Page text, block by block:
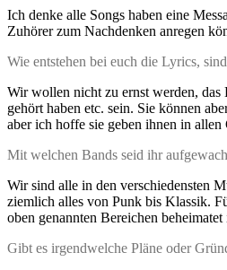
Ich denke alle Songs haben eine
Zuhörer zum Nachdenken anregen
Wie entstehen bei euch die Lyrics,
Wir wollen nicht zu ernst werden, das
gehört haben etc. sein. Sie können
aber ich hoffe sie geben ihnen in
Mit welchen Bands seid ihr
Wir sind alle in den verschiedensten
ziemlich alles von Punk bis Klassik.
oben genannten Bereichen
Gibt es irgendwelche Pläne oder